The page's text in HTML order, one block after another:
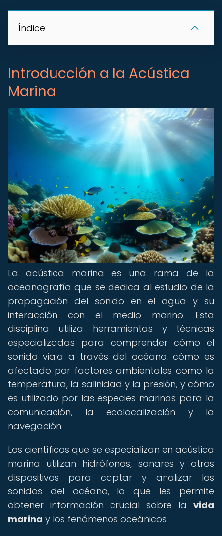
Índice
Introducción a la Acústica
Marina
La acústica marina es una rama de la
oceanografía que se dedica al estudio de la
propagación del sonido en el agua y su
interacción con el medio marino. Esta
disciplina utiliza herramientas y técnicas
especializadas para comprender cómo el
sonido viaja a través del océano, cómo es
afectado por factores ambientales como la
temperatura, la salinidad y la presión, y cómo
es utilizado por las especies marinas para la
comunicación, la ecolocalización y la
navegación.
Los científicos que se especializan en acústica
marina utilizan hidrófonos, sonares y otros
dispositivos para captar y analizar los
sonidos del océano, lo que les permite
obtener información crucial sobre la vida
marina y los fenómenos oceánicos.